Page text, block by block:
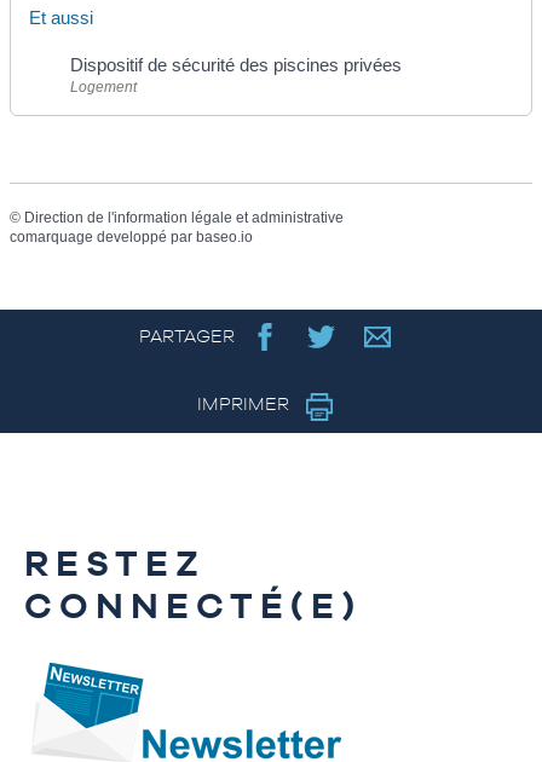
Et aussi
Dispositif de sécurité des piscines privées
Logement
© Direction de l'information légale et administrative
comarquage developpé par baseo.io
PARTAGER
IMPRIMER
RESTEZ
CONNECTÉ(E)